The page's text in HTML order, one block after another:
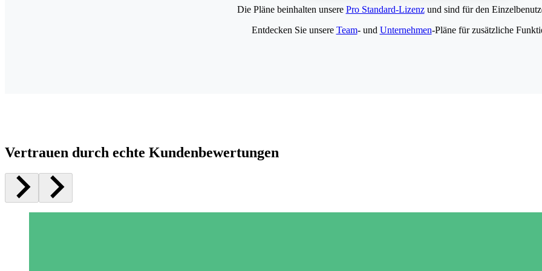
Die Pläne beinhalten unsere Pro Standard-Lizenzund sind für den
Entdecken Sie unsere Team- und Unternehmen-Pläne für zusätzliche
Vertrauen durch echte Kundenbewertungen